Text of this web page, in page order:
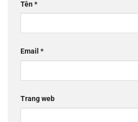
Tên*
Email *
Trang web